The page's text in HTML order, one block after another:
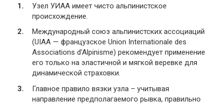
Узел УИАА имеет чисто альпинистское
происхождение.
Международный союз альпинистских ассоциаций
(UIAA — французское Union Internationale des
Associations d’Alpinisme) рекомендует применение
его только на эластичной и мягкой веревке для
динамической страховки.
Главное правило вязки узла – учитывая
направление предполагаемого рывка, правильно